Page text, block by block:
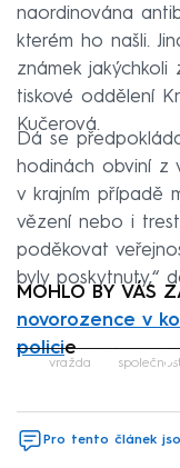
naordinována
kterém ho našli.
známek jakýchkoli
tiskové oddělení
Kučerová.
Dá se
hodinách obviní z
v krajním případě
vězení nebo i trest
poděkovat
byly poskytnuty,“
MOHLO BY VÁS
novorozence v
policie
vražda společnost
Pro tento článek